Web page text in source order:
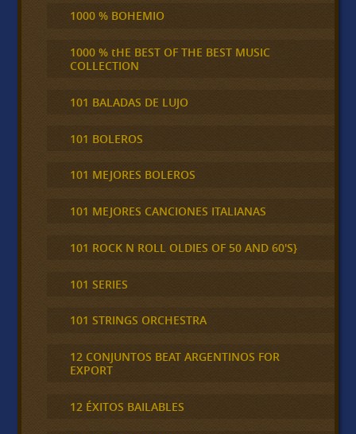
1000 % BOHEMIO
1000 % tHE BEST OF THE BEST MUSIC
COLLECTION
101 BALADAS DE LUJO
101 BOLEROS
101 MEJORES BOLEROS
101 MEJORES CANCIONES ITALIANAS
101 ROCK N ROLL OLDIES OF 50 AND 60'S}
101 SERIES
101 STRINGS ORCHESTRA
12 CONJUNTOS BEAT ARGENTINOS FOR
EXPORT
12 ÉXITOS BAILABLES